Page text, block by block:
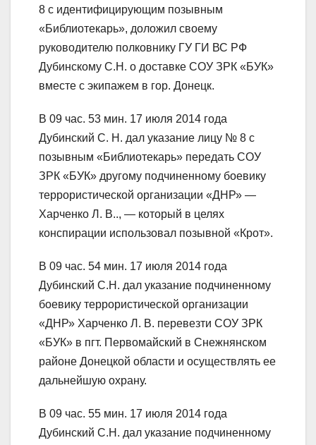
8 с идентифицирующим позывным
«Библиотекарь», доложил своему
руководителю полковнику ГУ ГИ ВС РФ
Дубинскому С.Н. о доставке СОУ ЗРК «БУК»
вместе с экипажем в гор. Донецк.
В 09 час. 53 мин. 17 июля 2014 года
Дубинский С. Н. дал указание лицу № 8 с
позывным «Библиотекарь» передать СОУ
ЗРК «БУК» другому подчиненному боевику
террористической организации «ДНР» —
Харченко Л. В.., — который в целях
конспирации использовал позывной «Крот».
В 09 час. 54 мин. 17 июля 2014 года
Дубинский С.Н. дал указание подчиненному
боевику террористической организации
«ДНР» Харченко Л. В. перевезти СОУ ЗРК
«БУК» в пгт. Первомайский в Снежнянском
районе Донецкой области и осуществлять ее
дальнейшую охрану.
В 09 час. 55 мин. 17 июля 2014 года
Дубинский С.Н. дал указание подчиненному